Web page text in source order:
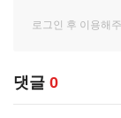
댓글 0